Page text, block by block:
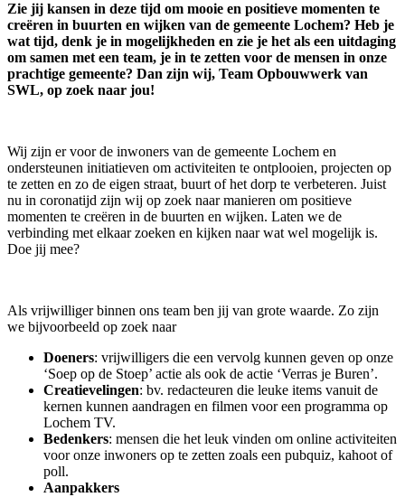
Zie jij kansen in deze tijd om mooie en positieve momenten te
creëren in buurten en wijken van de gemeente Lochem? Heb je
wat tijd, denk je in mogelijkheden en zie je het als een uitdaging
om samen met een team, je in te zetten voor de mensen in onze
prachtige gemeente? Dan zijn wij, Team Opbouwwerk van
SWL, op zoek naar jou!
Wij zijn er voor de inwoners van de gemeente Lochem en
ondersteunen initiatieven om activiteiten te ontplooien, projecten op
te zetten en zo de eigen straat, buurt of het dorp te verbeteren. Juist
nu in coronatijd zijn wij op zoek naar manieren om positieve
momenten te creëren in de buurten en wijken. Laten we de
verbinding met elkaar zoeken en kijken naar wat wel mogelijk is.
Doe jij mee?
Als vrijwilliger binnen ons team ben jij van grote waarde. Zo zijn
we bijvoorbeeld op zoek naar
Doeners: vrijwilligers die een vervolg kunnen geven op onze
‘Soep op de Stoep’ actie als ook de actie ‘Verras je Buren’.
Creatievelingen: bv. redacteuren die leuke items vanuit de
kernen kunnen aandragen en filmen voor een programma op
Lochem TV.
Bedenkers: mensen die het leuk vinden om online activiteiten
voor onze inwoners op te zetten zoals een pubquiz, kahoot of
poll.
Aanpakkers